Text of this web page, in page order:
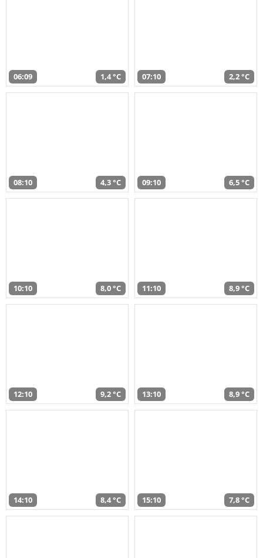
06:09 1,4 °C 07:10 2,2 °C
08:10 4,3 °C 09:10 6,5 °C
10:10 8,0 °C 11:10 8,9 °C
12:10 9,2 °C 13:10 8,9 °C
14:10 8,4 °C 15:10 7,8 °C